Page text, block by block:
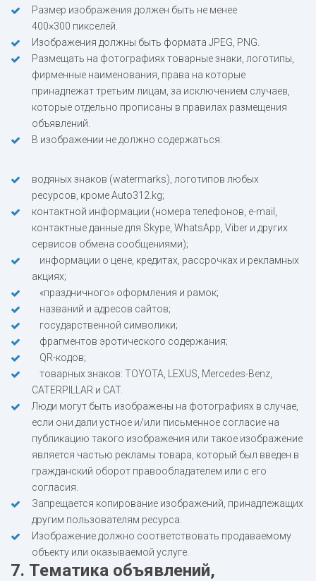
Размер изображения должен быть не менее
400×300 пикселей.
Изображения должны быть формата JPEG, PNG.
Размещать на фотографиях товарные знаки, логотипы,
фирменные наименования, права на которые
принадлежат третьим лицам, за исключением случаев,
которые отдельно прописаны в правилах размещения
объявлений.
В изображении не должно содержаться:
водяных знаков (watermarks), логотипов любых
ресурсов, кроме Auto312.kg;
контактной информации (номера телефонов, e-mail,
контактные данные для Skype, WhatsApp, Viber и других
сервисов обмена сообщениями);
информации о цене, кредитах, рассрочках и рекламных
акциях;
«праздничного» оформления и рамок;
названий и адресов сайтов;
государственной символики;
фрагментов эротического содержания;
QR-кодов;
товарных знаков: TOYOTA, LEXUS, Mercedes-Benz,
CATERPILLAR и CAT.
Люди могут быть изображены на фотографиях в случае,
если они дали устное и/или письменное согласие на
публикацию такого изображения или такое изображение
является частью рекламы товара, который был введен в
гражданский оборот правообладателем или с его
согласия.
Запрещается копирование изображений, принадлежащих
другим пользователям ресурса.
Изображение должно соответствовать продаваемому
объекту или оказываемой услуге.
7. Тематика объявлений,